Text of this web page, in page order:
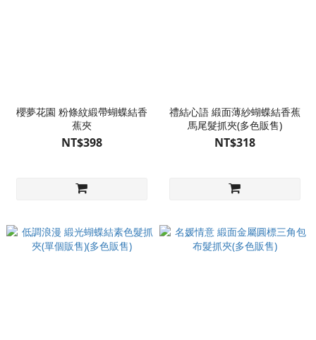
櫻夢花園 粉條紋緞帶蝴蝶結香
蕉夾
NT$398
禮結心語 緞面薄紗蝴蝶結香蕉
馬尾髮抓夾(多色販售)
NT$318